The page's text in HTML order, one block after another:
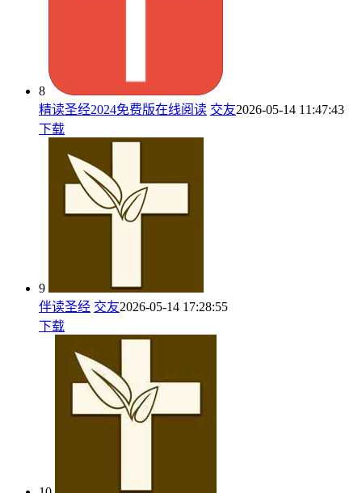
8
精读圣经2024免费版在线阅读 交友2026-05-14 11:47:43
下载
9
伴读圣经 交友2026-05-14 17:28:55
下载